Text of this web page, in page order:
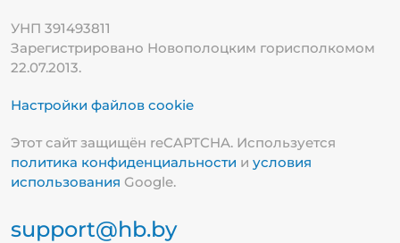
УНП 391493811
Зарегистрировано Новополоцким горисполкомом
22.07.2013.
Настройки файлов cookie
Этот сайт защищён reCAPTCHA. Используется
политика конфиденциальности и условия
использования Google.
support@hb.by